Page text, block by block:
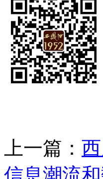
上一篇：
信息潮流